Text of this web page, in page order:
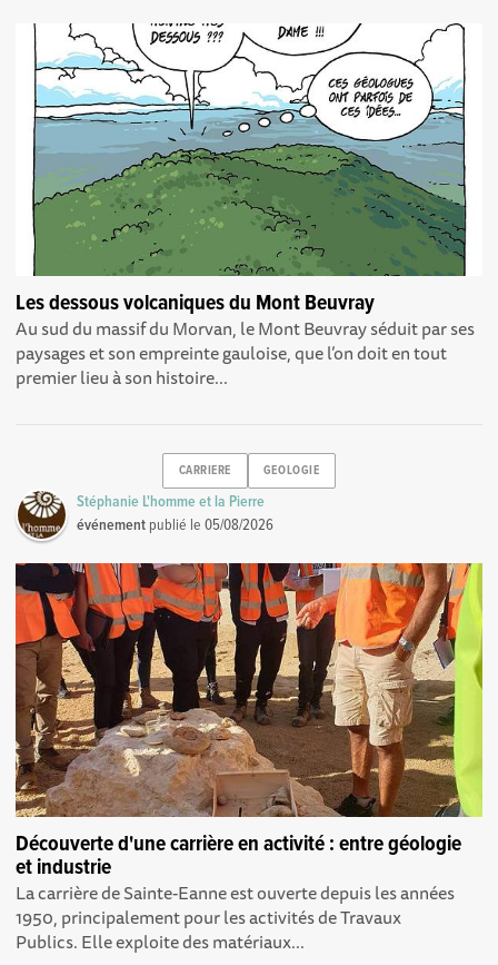
Les dessous volcaniques du Mont Beuvray
Au sud du massif du Morvan, le Mont Beuvray séduit par ses
paysages et son empreinte gauloise, que l’on doit en tout
premier lieu à son histoire...
CARRIERE GEOLOGIE
Stéphanie L'homme et la Pierre
événement publié le05/08/2026
Découverte d'une carrière en activité : entre géologie
et industrie
La carrière de Sainte-Eanne est ouverte depuis les années
1950, principalement pour les activités de Travaux
Publics. Elle exploite des matériaux...